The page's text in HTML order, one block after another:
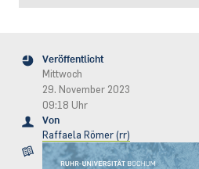
Veröffentlicht
Mittwoch
29. November 2023
09:18 Uhr
Von
Raffaela Römer (rr)